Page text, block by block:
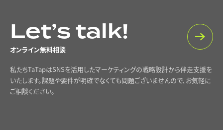
Let’s talk!
オンライン無料相談
私たちTaTapはSNSを活用したマーケティングの戦略設計から伴走支援を
いたします。課題や要件が明確でなくても問題ございませんので、お気軽に
ご相談ください。